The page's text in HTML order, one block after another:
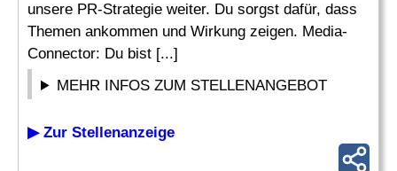
unsere PR-Strategie weiter. Du sorgst dafür, dass
Themen ankommen und Wirkung zeigen. Media-
Connector: Du bist [...]
MEHR INFOS ZUM STELLENANGEBOT
▶ Zur Stellenanzeige